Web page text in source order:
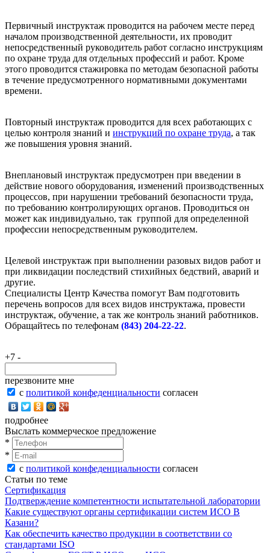
Первичный инструктаж проводится на рабочем месте перед
началом производственной деятельности, их проводит
непосредственный руководитель работ согласно инструкциям
по охране труда для отдельных профессий и работ. Кроме
этого проводится стажировка по методам безопасной работы
в течение предусмотренного нормативными документами
времени.
Повторный инструктаж проводится для всех работающих с
целью контроля знаний и инструкций по охране труда, а так
же повышения уровня знаний.
Внеплановый инструктаж предусмотрен при введении в
действие нового оборудования, изменений производственных
процессов, при нарушении требований безопасности труда,
по требованию контролирующих органов. Проводиться он
может как индивидуально, так группой для определенной
профессии непосредственным руководителем.
Целевой инструктаж при выполнении разовых видов работ и
при ликвидации последствий стихийных бедствий, аварий и
другие.
Специалисты Центр Качества помогут Вам подготовить
перечень вопросов для всех видов инструктажа, провести
инструктаж, обучение, а так же контроль знаний работников.
Обращайтесь по телефонам (843) 204-22-22.
+7 -
перезвоните мне
с политикой конфеденциальности согласен
подробнее
Выслать коммерческое предложение
*
*
с политикой конфеденциальности согласен
Статьи по теме
Сертификация
Подтверждение компетентности испытательной лаборатории
Какие существуют органы сертификации систем ИСО В
Казани?
Как обеспечить качество продукции в соответствии со
стандартами ISO